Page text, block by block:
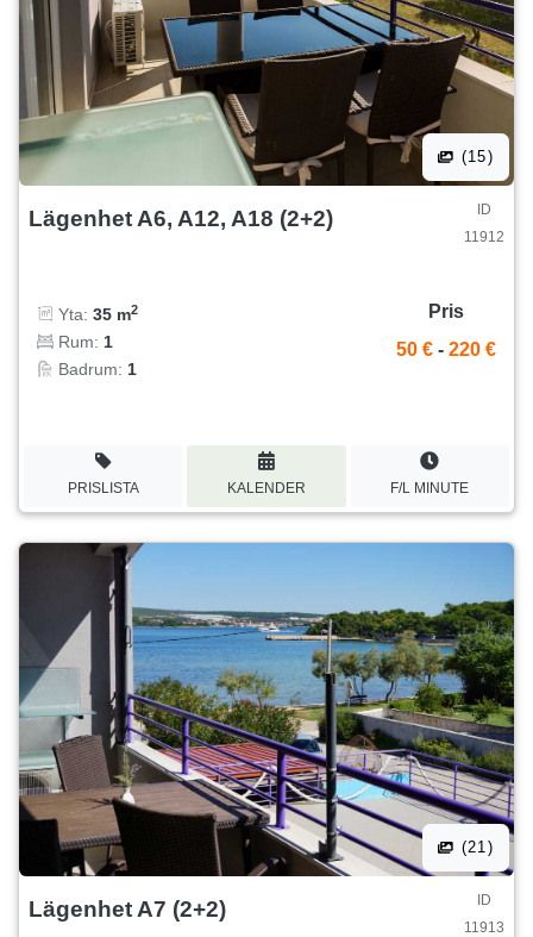
(15)
Lägenhet A6, A12, A18 (2+2)
ID
11912
Yta: 35 m2
Rum: 1
Badrum: 1
Pris
50 € - 220 €
PRISLISTA KALENDER F/L MINUTE
(21)
Lägenhet A7 (2+2)
ID
11913